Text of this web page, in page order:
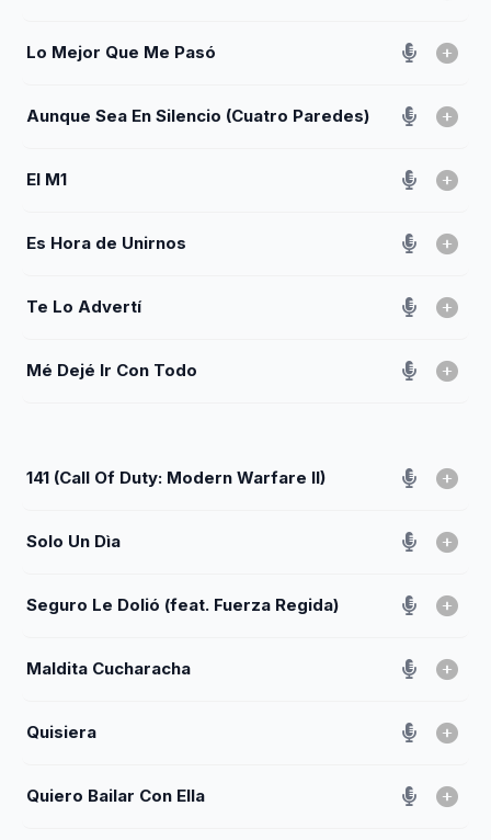
Lo Mejor Que Me Pasó
Aunque Sea En Silencio (Cuatro Paredes)
El M1
Es Hora de Unirnos
Te Lo Advertí
Mé Dejé Ir Con Todo
141 (Call Of Duty: Modern Warfare II)
Solo Un Dìa
Seguro Le Dolió (feat. Fuerza Regida)
Maldita Cucharacha
Quisiera
Quiero Bailar Con Ella